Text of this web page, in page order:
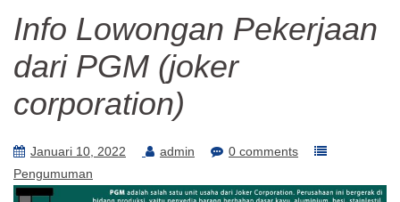
Info Lowongan Pekerjaan
dari PGM (joker
corporation)
Januari 10, 2022 admin
0 comments
Pengumuman